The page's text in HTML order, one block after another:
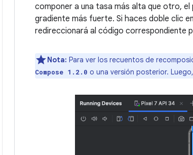
componer a una tasa más alta que otro,
gradiente más fuerte. Si haces doble clic
redireccionará al código correspondiente
Nota: Para ver los recuentos de
Compose 1.2.0 o una versión posterior.